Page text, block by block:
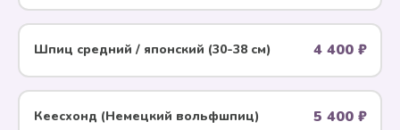
Шпиц средний / японский (30-38 см) 4 400 ₽
Кеесхонд (Немецкий вольфшпиц) 5 400 ₽